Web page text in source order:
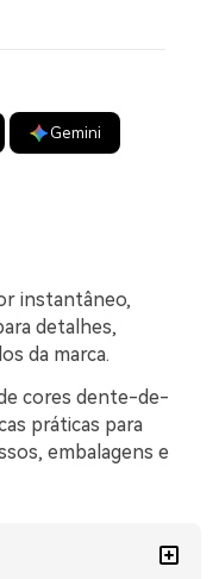
Gemini
instantâneo,
detalhes,
da marca.
cores dente-de-
práticas para
embalagens e